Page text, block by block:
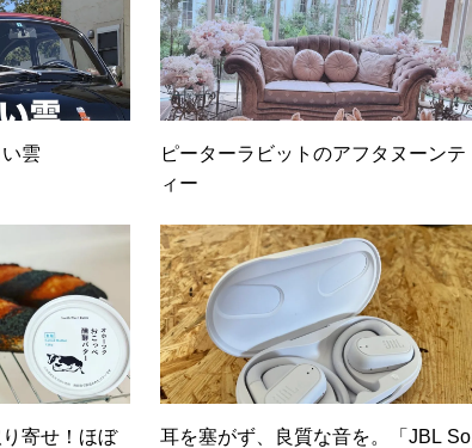
雲
ピーターラビットのアフタヌーンテ
ィー
り寄せ！ほぼ
耳を塞がず、良質な音を。「JBL So